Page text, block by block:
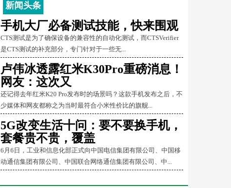
新闻头条
手机大厂必备测试技能，快来围观
CTS测试是为了确保设备的兼容性的自动化测试，而CTSVerifier
是CTS测试的补充部分，专门针对于一些无...
卢伟冰透露红米K30Pro重磅消息！
网友：这次又
还记得去年红米K20 Pro发布时的场景吗？这款手机发布之后，不
少媒体和网友都称之为当时最符合小米性价比的旗舰...
5G改变生活十问：要不要换手机，
套餐贵不贵，覆盖
6月6日，工业和信息化部正式向中国电信集团有限公司、中国移
动通信集团有限公司、中国联合网络通信集团有限公司、中...